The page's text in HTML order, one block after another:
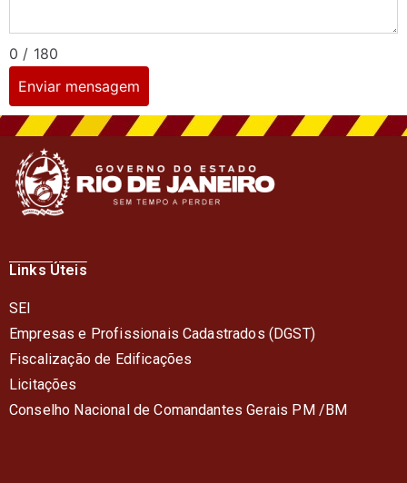
0 / 180
Enviar mensagem
Links Úteis
SEI
Empresas e Profissionais Cadastrados (DGST)
Fiscalização de Edificações
Licitações
Conselho Nacional de Comandantes Gerais PM /BM